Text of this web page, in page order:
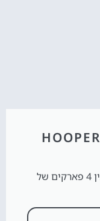
כרטיס לדיסניוורלד HOOPER
כרטיסי כניסה שמאפשרים דילוג בין 4 פארקים של